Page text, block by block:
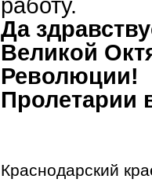
работу.
Да
Великой
Революции!
Пролетарии
Краснодарский